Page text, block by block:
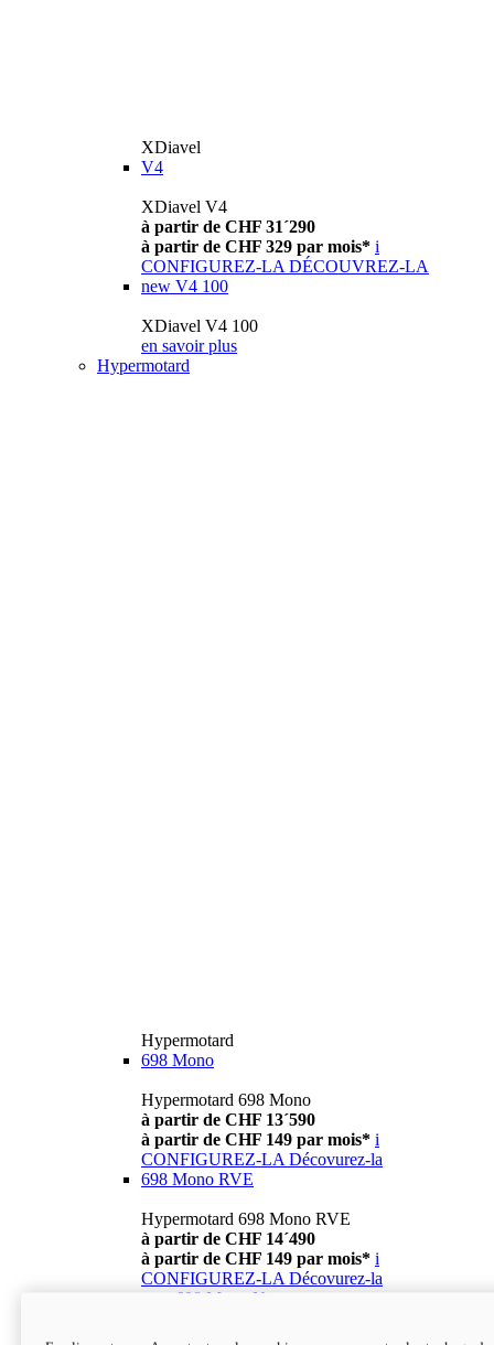
XDiavel
V4
XDiavel V4
à partir de CHF 31´290
à partir de CHF 329 par mois* i
CONFIGUREZ-LA DÉCOUVREZ-LA
new V4 100
XDiavel V4 100
en savoir plus
Hypermotard
Hypermotard
698 Mono
Hypermotard 698 Mono
à partir de CHF 13´590
à partir de CHF 149 par mois* i
CONFIGUREZ-LA Décovurez-la
698 Mono RVE
Hypermotard 698 Mono RVE
à partir de CHF 14´490
à partir de CHF 149 par mois* i
CONFIGUREZ-LA Décovurez-la
698 Mono Nera
Hypermotard 698 Mono Nera